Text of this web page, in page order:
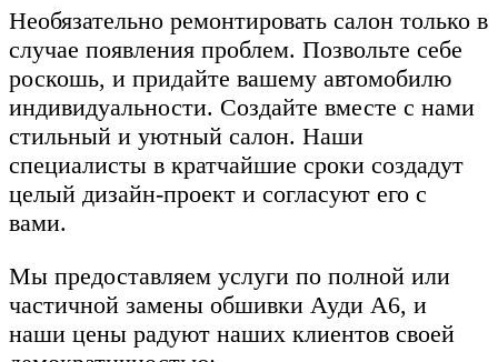
Необязательно ремонтировать салон только в
случае появления проблем. Позвольте себе
роскошь, и придайте вашему автомобилю
индивидуальности. Создайте вместе с нами
стильный и уютный салон. Наши
специалисты в кратчайшие сроки создадут
целый дизайн-проект и согласуют его с
вами.
Мы предоставляем услуги по полной или
частичной замены обшивки Ауди А6, и
наши цены радуют наших клиентов своей